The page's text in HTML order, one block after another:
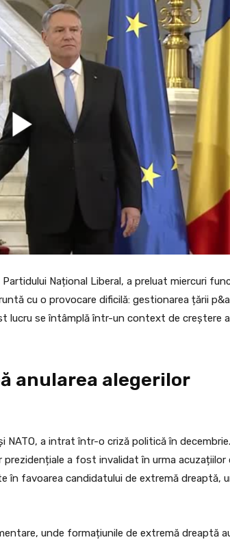
Partidului Național Liberal, a preluat miercuri
cu o provocare dificilă: gestionarea țării
lucru se întâmplă într-un context de creștere a
anularea alegerilor
NATO, a intrat într-o criză politică în
a fost invalidat în urma acuzațiilor
în favoarea candidatului de extremă dreaptă,
unde formațiunile de extremă dreaptă